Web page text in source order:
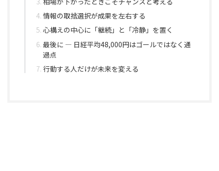
情報の取捨選択が成果を左右する
心構えの中心に「継続」と「冷静」を置く
最後に ― 日経平均48,000円はゴールではなく通
過点
行動する人だけが未来を変える